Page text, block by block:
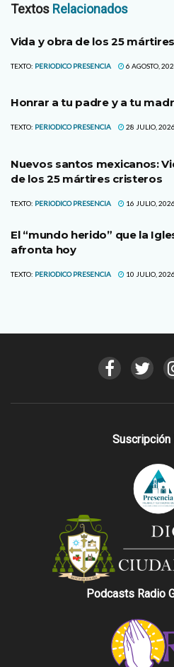
Textos Relacionados
Vida y obra de los 25
TEXTO: PERIODICO PRESENCIA 6 AGOSTO,
Honrar a tu padre y a tu
TEXTO: PERIODICO PRESENCIA 28 JULIO, 2026
Nuevos santos mexicanos:
de los 25 mártires cristeros
TEXTO: PERIODICO PRESENCIA 16 JULIO, 2026
El “mundo herido” que la
afronta hoy
TEXTO: PERIODICO PRESENCIA 10 JULIO, 2026
Suscripción
Podcasts Radio